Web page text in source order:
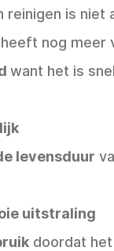
reinigen is
nog meer
want het is
levensduur
uitstraling
doordat